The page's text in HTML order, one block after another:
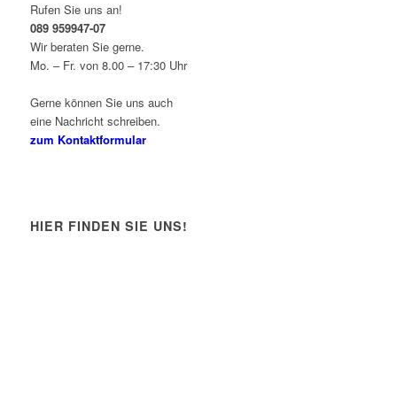
Rufen Sie uns an!
089 959947-07
Wir beraten Sie gerne.
Mo. – Fr. von 8.00 – 17:30 Uhr
Gerne können Sie uns auch
eine Nachricht schreiben.
zum Kontaktformular
HIER FINDEN SIE UNS!